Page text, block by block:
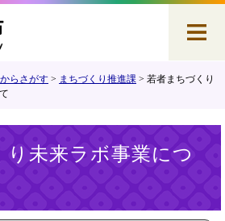
らさがす > まちづくり推進課 > 若者まちづくり
り未来ラボ事業につ